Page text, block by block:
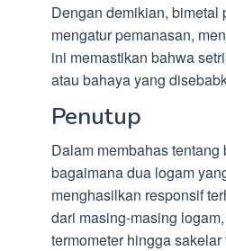
Dengan demikian, bimetal
mengatur pemanasan,
ini memastikan bahwa
atau bahaya yang
Penutup
Dalam membahas
bagaimana dua logam
menghasilkan responsif
dari masing-masing
termometer hingga sakelar